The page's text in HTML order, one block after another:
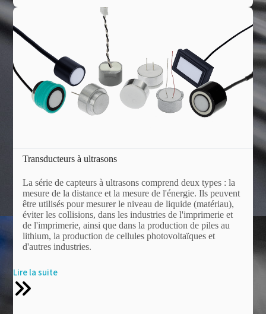
Transducteurs à ultrasons
La série de capteurs à ultrasons comprend deux types : la
mesure de la distance et la mesure de l'énergie. Ils peuvent
être utilisés pour mesurer le niveau de liquide (matériau),
éviter les collisions, dans les industries de l'imprimerie et
de l'imprimerie, ainsi que dans la production de piles au
lithium, la production de cellules photovoltaïques et
d'autres industries.
Lire la suite